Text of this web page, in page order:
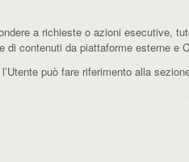
a richieste o azioni esecutive,
contenuti da piattaforme esterne e
può fare riferimento alla